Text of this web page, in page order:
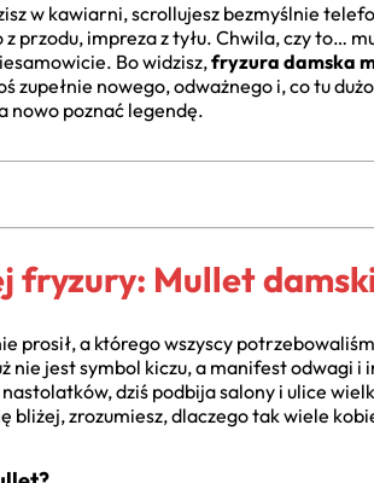
w kawiarni, scrollujesz bezmyślnie
przodu, impreza z tyłu. Chwila, czy to…
Bo widzisz,fryzura damska
zupełnie nowego, odważnego i, co tu
nowo poznać legendę.
fryzury: Mullet
prosił, a którego wszyscy
nie jest symbol kiczu, a manifest odwagi
dziś podbija salony i ulice
bliżej, zrozumiesz, dlaczego tak wiele